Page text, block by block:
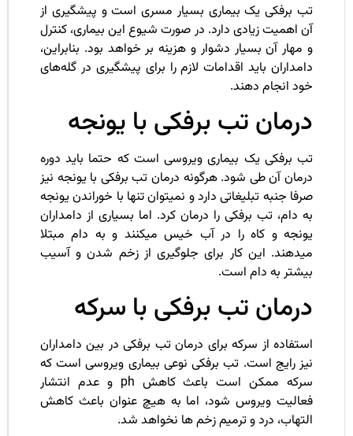
برفکی یک بیماری بسیار مسری است و پیشگیری از
اهمیت زیادی دارد. در صورت شیوع این بیماری، کنترل
آن بسیار دشوار و هزینه بر خواهد بود. بنابراین،
باید اقدامات لازم را برای پیشگیری در گله‌های
انجام دهند.
تب برفکی با یونجه
برفکی یک بیماری ویروسی است که حتما باید دوره
آن طی شود. هرگونه درمان تب برفکی با یونجه نیز
جنبه تبلیغاتی دارد و نمیتوان تنها با خوراندن یونجه
دام، تب برفکی را درمان کرد. اما بسیاری از دامداران
و کاه را در آب خیس میکنند و به دام مبتلا
این کار برای جلوگیری از زخم شدن و آسیب
به دام است.
تب برفکی با سرکه
از سرکه برای درمان تب برفکی در بین دامداران
رایج است. تب برفکی نوعی بیماری ویروسی است که
سرکه ممکن است باعث کاهش ph و عدم انتشار
ویروس شود، اما به هیچ عنوان باعث کاهش
درد و ترمیم زخم ها نخواهد شد.